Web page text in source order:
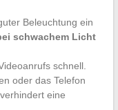
Beleuchtung ein
schwachem Licht
schnell.
oder das Telefon
eine